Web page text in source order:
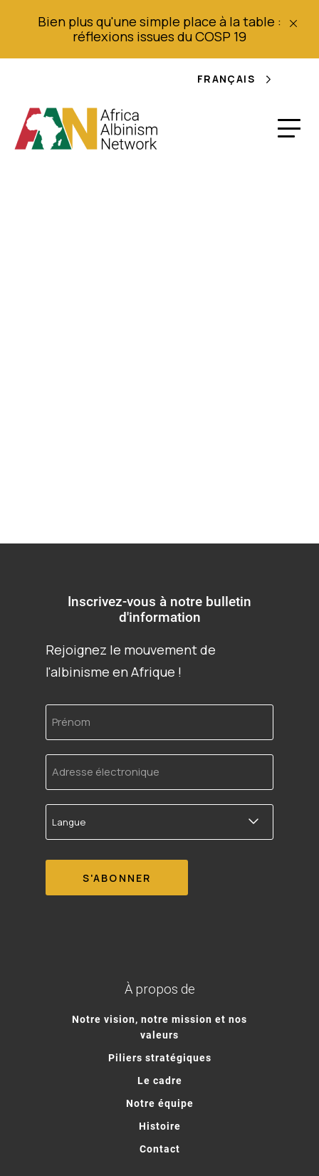
Bien plus qu'une simple place à la table :
réflexions issues du COSP 19
FRANÇAIS
Inscrivez-vous à notre bulletin
d'information
Rejoignez le mouvement de
l'albinisme en Afrique !
Prénom
Adresse
électronique
Langue
À propos de
Notre vision, notre mission et nos
valeurs
Piliers stratégiques
Le cadre
Notre équipe
Histoire
Contact